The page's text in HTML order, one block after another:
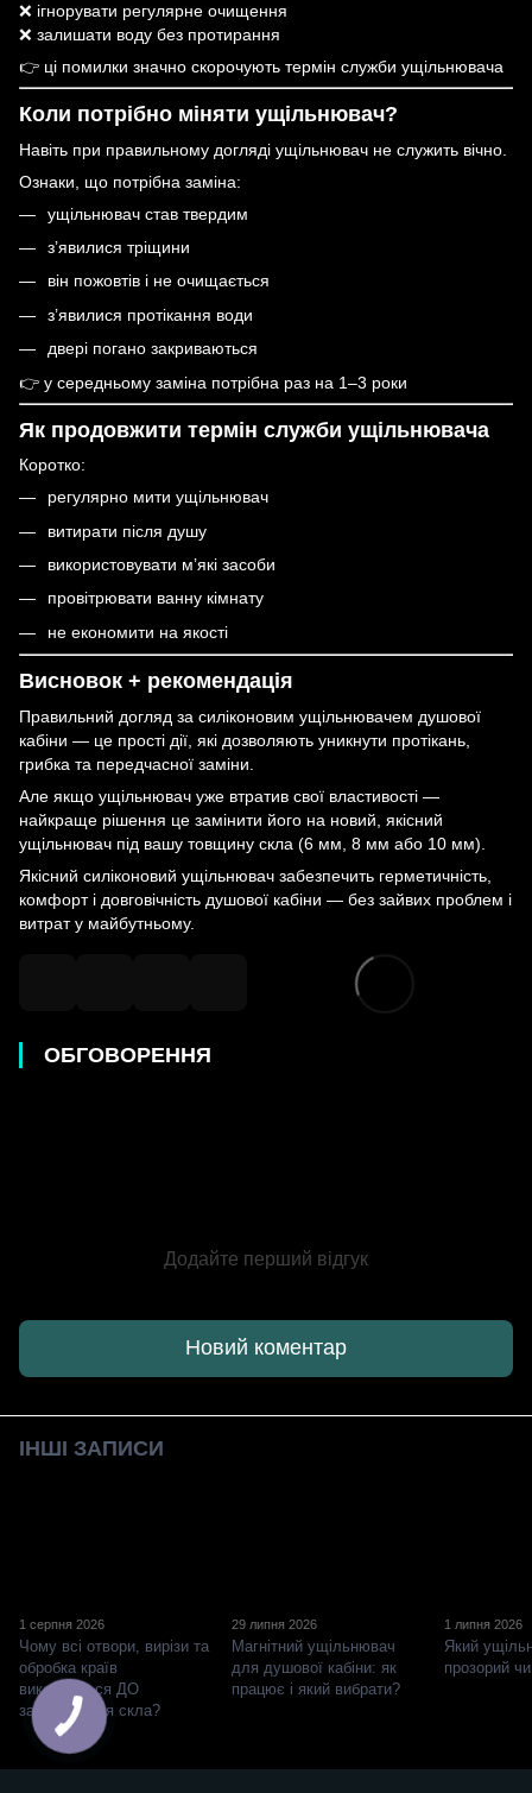
❌ ігнорувати регулярне очищення
❌ залишати воду без протирання
👉 ці помилки значно скорочують термін служби ущільнювача
Коли потрібно міняти ущільнювач?
Навіть при правильному догляді ущільнювач не служить вічно.
Ознаки, що потрібна заміна:
ущільнювач став твердим
з’явилися тріщини
він пожовтів і не очищається
з’явилися протікання води
двері погано закриваються
👉 у середньому заміна потрібна раз на 1–3 роки
Як продовжити термін служби ущільнювача
Коротко:
регулярно мити ущільнювач
витирати після душу
використовувати м’які засоби
провітрювати ванну кімнату
не економити на якості
Висновок + рекомендація
Правильний догляд за силіконовим ущільнювачем душової
кабіни — це прості дії, які дозволяють уникнути протікань,
грибка та передчасної заміни.
Але якщо ущільнювач уже втратив свої властивості —
найкраще рішення це замінити його на новий, якісний
ущільнювач під вашу товщину скла (6 мм, 8 мм або 10 мм).
Якісний силіконовий ущільнювач забезпечить герметичність,
комфорт і довговічність душової кабіни — без зайвих проблем і
витрат у майбутньому.
ОБГОВОРЕННЯ
Додайте перший відгук
Новий коментар
ІНШІ ЗАПИСИ
1 серпня 2026
Чому всі отвори, вирізи та
обробка країв
виконуються ДО
загартування скла?
29 липня 2026
Магнітний ущільнювач
для душової кабіни: як
працює і який вибрати?
1 липня 2026
Який
прозорий